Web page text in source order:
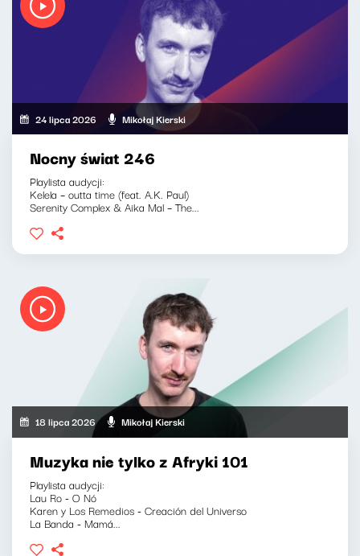
24 lipca 2026 Mikołaj Kierski
Nocny świat 246
Playlista audycji:
Kelela – outta time (feat. A.K. Paul)
Serenity Complex & Aika Mal – The...
18 lipca 2026 Mikołaj Kierski
Muzyka nie tylko z Afryki 101
Playlista audycji:
Lau Ro - O Nó
Karen y Los Remedios - Creación del Universo
La Banda - Mamá...